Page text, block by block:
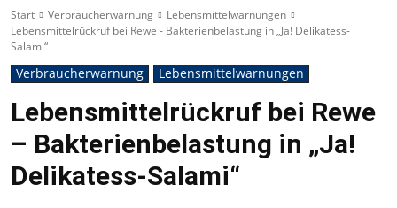
Start Verbraucherwarnung
Lebensmittelwarnungen
Lebensmittelrückruf bei Rewe - Bakterienbelastung in „Ja! Delikatess-
Salami“
Verbraucherwarnung Lebensmittelwarnungen
Lebensmittelrückruf bei Rewe
– Bakterienbelastung in „Ja!
Delikatess-Salami“